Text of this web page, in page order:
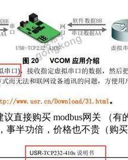
直接购买 modbus网关 （
事半功倍，价格也不贵（购